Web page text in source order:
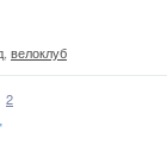
велоклуб
2